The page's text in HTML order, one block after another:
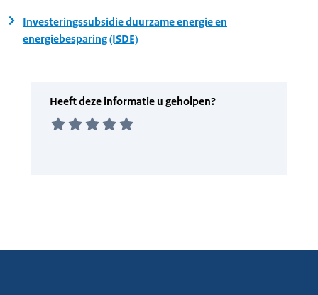
Investeringssubsidie duurzame energie en
energiebesparing (ISDE)